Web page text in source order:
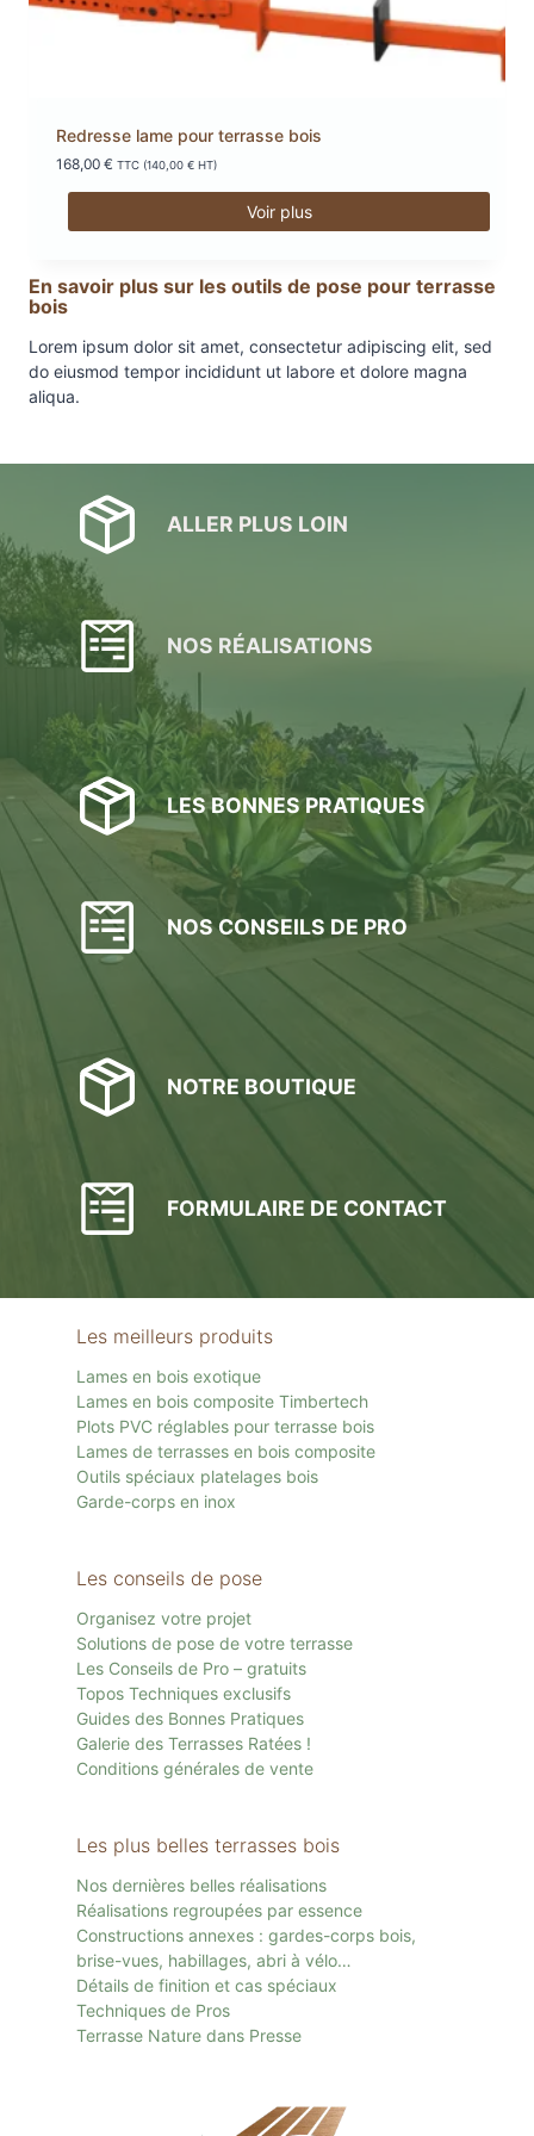
Redresse lame pour terrasse bois
168,00 € TTC (140,00 € HT)
Voir plus
En savoir plus sur les outils de pose pour terrasse
bois
Lorem ipsum dolor sit amet, consectetur adipiscing elit, sed
do eiusmod tempor incididunt ut labore et dolore magna
aliqua.
ALLER PLUS LOIN
NOS RÉALISATIONS
LES BONNES PRATIQUES
NOS CONSEILS DE PRO
NOTRE BOUTIQUE
FORMULAIRE DE CONTACT
Les meilleurs produits
Lames en bois exotique
Lames en bois composite Timbertech
Plots PVC réglables pour terrasse bois
Lames de terrasses en bois composite
Outils spéciaux platelages bois
Garde-corps en inox
Les conseils de pose
Organisez votre projet
Solutions de pose de votre terrasse
Les Conseils de Pro – gratuits
Topos Techniques exclusifs
Guides des Bonnes Pratiques
Galerie des Terrasses Ratées !
Conditions générales de vente
Les plus belles terrasses bois
Nos dernières belles réalisations
Réalisations regroupées par essence
Constructions annexes : gardes-corps bois,
brise-vues, habillages, abri à vélo…
Détails de finition et cas spéciaux
Techniques de Pros
Terrasse Nature dans Presse